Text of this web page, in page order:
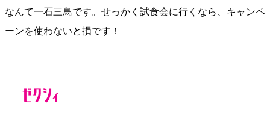
なんて一石三鳥です。せっかく試食会に行くなら、キャンペ
ーンを使わないと損です！